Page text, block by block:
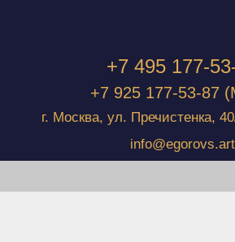
+7 495 177-
+7 925 177-53-87
г. Москва, ул. Пречистенка,
info@egorovs.art